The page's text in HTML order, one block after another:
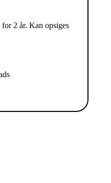
2 år. Kan opsiges